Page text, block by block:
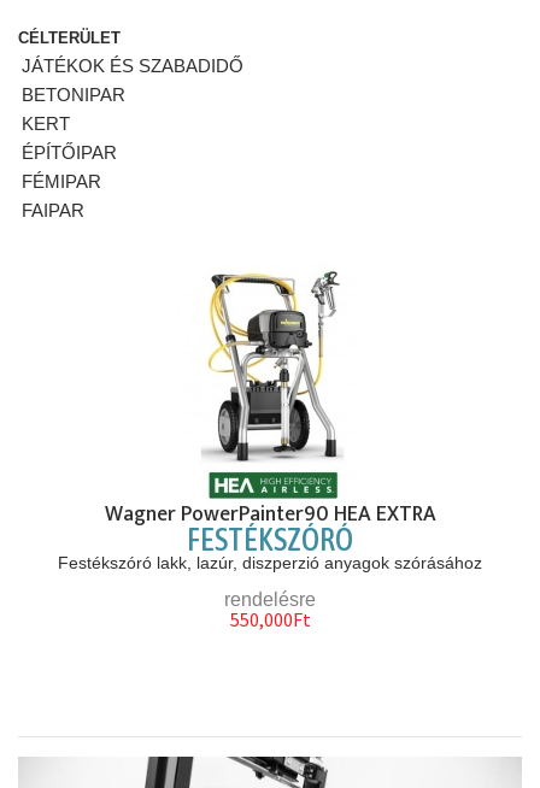
CÉLTERÜLET
JÁTÉKOK ÉS SZABADIDŐ
BETONIPAR
KERT
ÉPÍTŐIPAR
FÉMIPAR
FAIPAR
Wagner PowerPainter90 HEA EXTRA
FESTÉKSZÓRÓ
Festékszóró lakk, lazúr, diszperzió anyagok szórásához
rendelésre
550,000Ft